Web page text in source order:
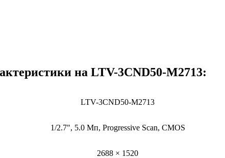
на LTV-3CND50-M2713:
LTV-3CND50-M2713
1/2.7", 5.0 Мп, Progressive Scan, CMOS
2688 × 1520